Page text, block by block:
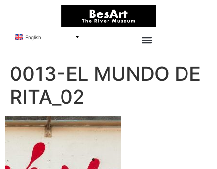
English
0013-EL MUNDO DE
RITA_02